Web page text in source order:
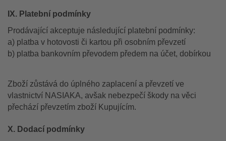
IX. Platební podmínky
Prodávající akceptuje následující platební podmínky:
a) platba v hotovosti či kartou při osobním převzetí
b) platba bankovním převodem předem na účet, dobírkou
Zboží zůstává do úplného zaplacení a převzetí ve
vlastnictví NASIAKA, avšak nebezpečí škody na věci
přechází převzetím zboží Kupujícím.
X. Dodací podmínky